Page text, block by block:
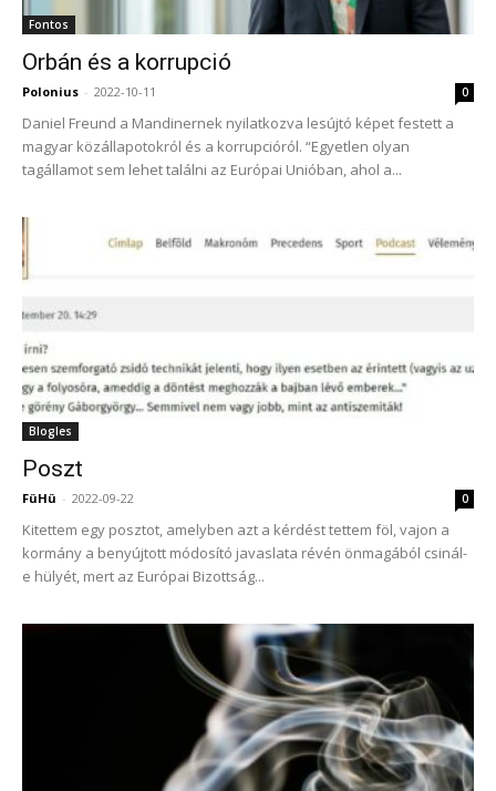
Fontos
Orbán és a korrupció
Polonius - 2022-10-11 0
Daniel Freund a Mandinernek nyilatkozva lesújtó képet festett a
magyar közállapotokról és a korrupcióról. “Egyetlen olyan
tagállamot sem lehet találni az Európai Unióban, ahol a...
Blogles
Poszt
FüHü - 2022-09-22 0
Kitettem egy posztot, amelyben azt a kérdést tettem föl, vajon a
kormány a benyújtott módosító javaslata révén önmagából csinál-
e hülyét, mert az Európai Bizottság...